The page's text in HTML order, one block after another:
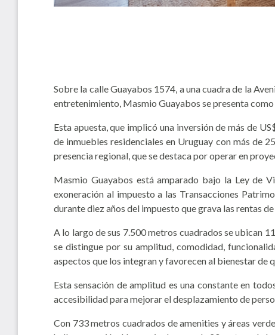
Sobre la calle Guayabos 1574, a una cuadra de la
entretenimiento, Masmio Guayabos se presenta
Esta apuesta, que implicó una inversión de más de
de inmuebles residenciales en Uruguay con más de
presencia regional, que se destaca por operar en
Masmio Guayabos está amparado bajo la Ley de
exoneración al impuesto a las Transacciones
durante diez años del impuesto que grava las rentas
A lo largo de sus 7.500 metros cuadrados se ubican
se distingue por su amplitud, comodidad,
aspectos que los integran y favorecen al bienestar de
Esta sensación de amplitud es una constante en
accesibilidad para mejorar el desplazamiento de
Con 733 metros cuadrados de amenities y áreas